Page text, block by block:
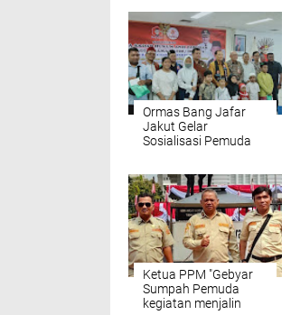
Ormas Bang Jafar
Jakut Gelar
Sosialisasi Pemuda
Ketua PPM "Gebyar
Sumpah Pemuda
kegiatan menjalin